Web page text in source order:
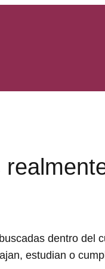
dentro del
estudian o